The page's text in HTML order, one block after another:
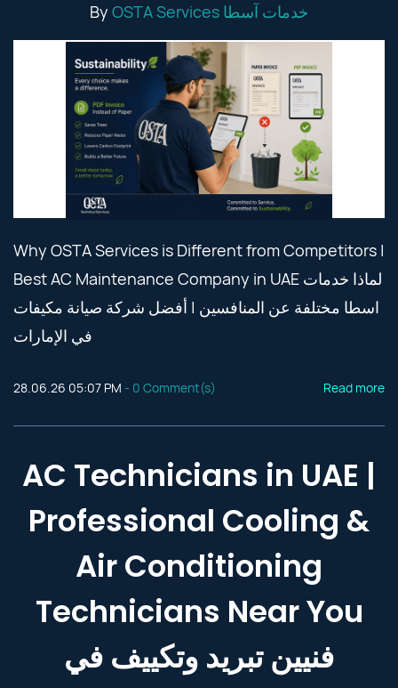
By OSTA Services خدمات آسطا
Why OSTA Services is Different from Competitors |
Best AC Maintenance Company in UAE لماذا خدمات
اسطا مختلفة عن المنافسين | أفضل شركة صيانة مكيفات
في الإمارات
28.06.26 05:07 PM - 0 Comment(s) Read more
AC Technicians in UAE |
Professional Cooling &
Air Conditioning
Technicians Near You
فنيين تبريد وتكييف في